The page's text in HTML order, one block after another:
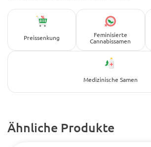
Preissenkung
Feminisierte
Cannabissamen
Medizinische Samen
Ähnliche Produkte